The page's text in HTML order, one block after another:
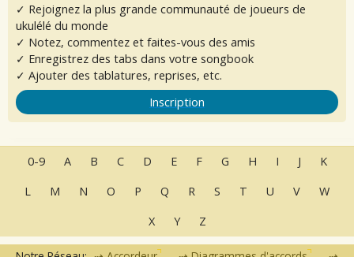
✓ Rejoignez la plus grande communauté de joueurs de
ukulélé du monde
✓ Notez, commentez et faites-vous des amis
✓ Enregistrez des tabs dans votre songbook
✓ Ajouter des tablatures, reprises, etc.
Inscription
0-9 A B C D E F G H I J
K
L
M N O P Q R S T U V
W
X
Y Z